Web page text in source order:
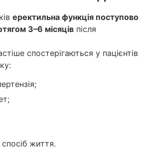
еректильна функція поступово
3–6 місяців після
спостерігаються у пацієнтів
життя.